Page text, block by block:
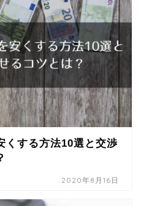
くする方法10選と交渉
2020年8月16日